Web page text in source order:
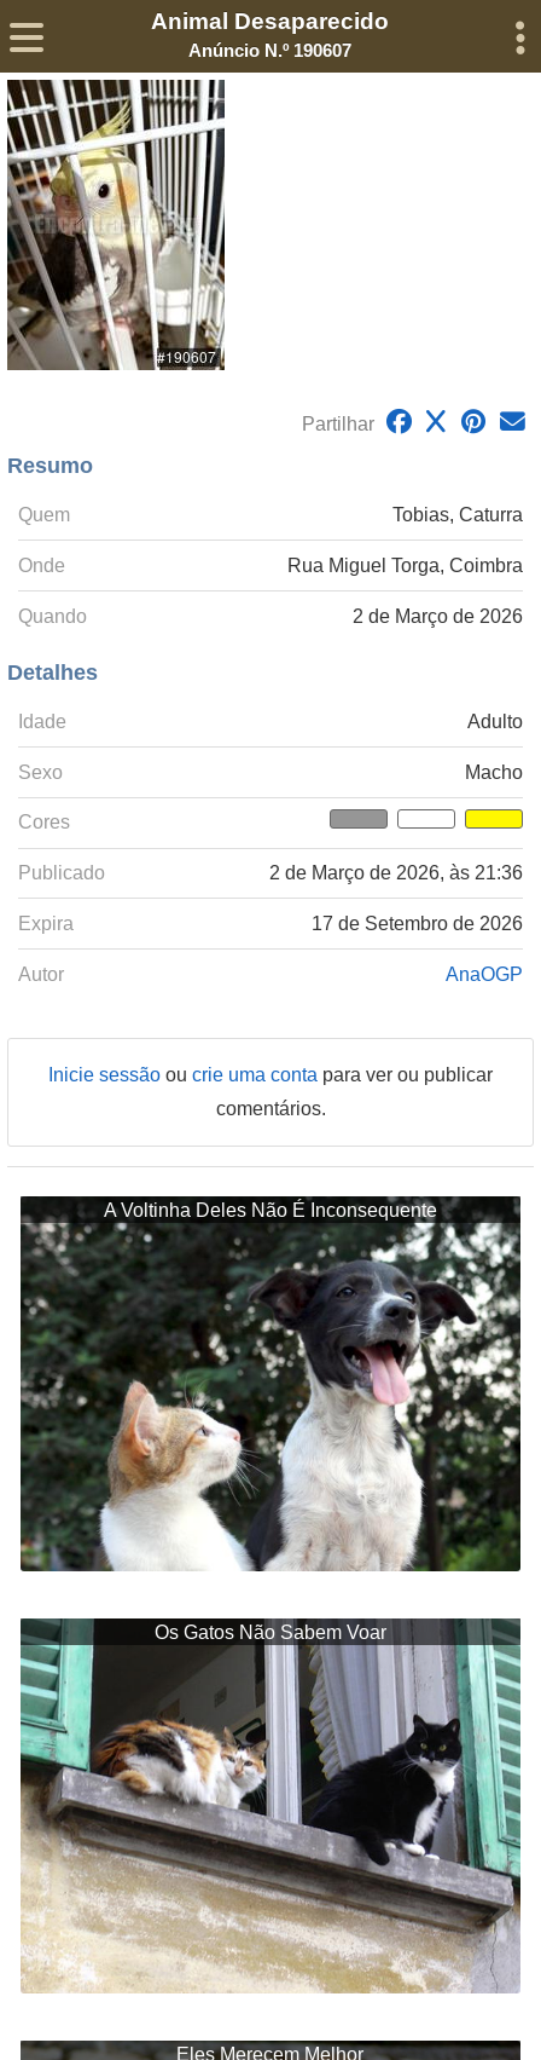
Animal Desaparecido
Anúncio N.º 190607
Partilhar
Resumo
Quem Tobias, Caturra
Onde Rua Miguel Torga, Coimbra
Quando 2 de Março de 2026
Detalhes
Idade Adulto
Sexo Macho
Cores
Publicado 2 de Março de 2026, às 21:36
Expira 17 de Setembro de 2026
Autor AnaOGP
Inicie sessão ou crie uma conta para ver ou publicar
comentários.
A Voltinha Deles Não É Inconsequente
Os Gatos Não Sabem Voar
Eles Merecem Melhor
Sobre Declaração de Privacidade Termos de Serviço
©2005-2026 Encontra-me® – Todos os Direitos Reservados